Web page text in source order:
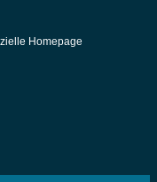
Homepage